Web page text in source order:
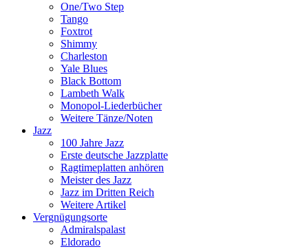
One/Two Step
Tango
Foxtrot
Shimmy
Charleston
Yale Blues
Black Bottom
Lambeth Walk
Monopol-Liederbücher
Weitere Tänze/Noten
Jazz
100 Jahre Jazz
Erste deutsche Jazzplatte
Ragtimeplatten anhören
Meister des Jazz
Jazz im Dritten Reich
Weitere Artikel
Vergnügungsorte
Admiralspalast
Eldorado